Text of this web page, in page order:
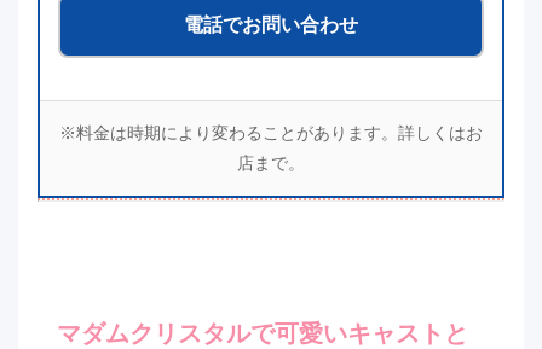
電話でお問い合わせ
※料金は時期により変わることがあります。詳しくはお
店まで。
マダムクリスタルで可愛いキャストと